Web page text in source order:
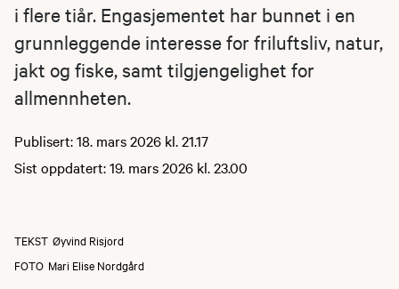
i flere tiår. Engasjementet har bunnet i en
grunnleggende interesse for friluftsliv, natur,
jakt og fiske, samt tilgjengelighet for
allmennheten.
Publisert: 18. mars 2026 kl. 21.17
Sist oppdatert: 19. mars 2026 kl. 23.00
TEKST Øyvind Risjord
FOTO Mari Elise Nordgård